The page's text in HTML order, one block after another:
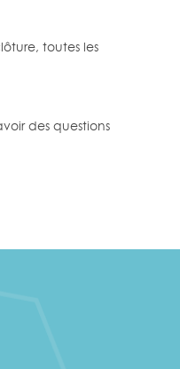
toutes les
des questions